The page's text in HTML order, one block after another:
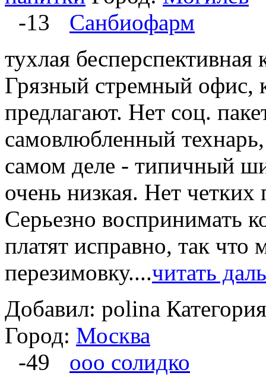
-13
Санбиофарм
тухлая
Грязный стремный офис,
предлагают. Нет соц.
самовлюбленный
самом деле - типичный
очень низкая. Нет четких
Серьезно воспринимать
платят исправно, так
перезимовку....читать
Добавил: polina
Город: Москва
-49
ооо солидко